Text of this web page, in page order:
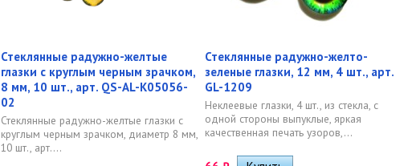
Стеклянные радужно-желтые
глазки с круглым черным зрачком,
8 мм, 10 шт., арт. QS-AL-K05056-
02
Стеклянные радужно-желтые глазки с
круглым черным зрачком, диаметр 8 мм,
10 шт., арт....
Стеклянные радужно-желто-
зеленые глазки, 12 мм, 4 шт., арт.
GL-1209
Неклеевые глазки, 4 шт., из стекла, с
одной стороны выпуклые, яркая
качественная печать узоров,...